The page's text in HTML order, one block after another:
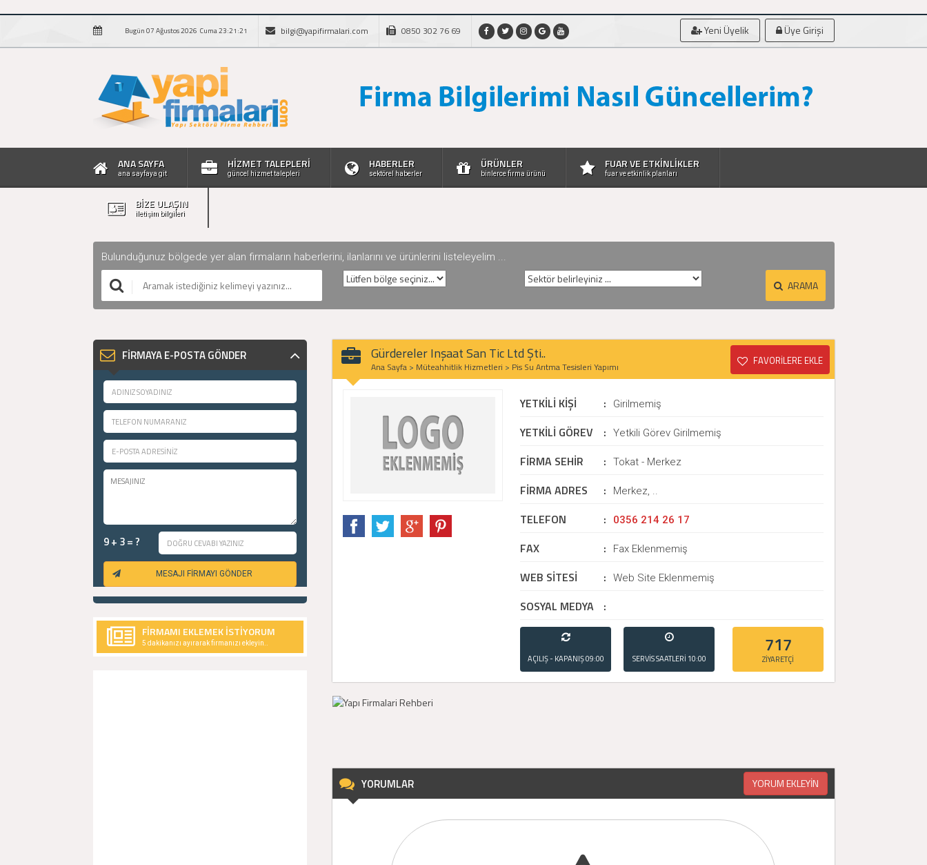
Bugün 07 Ağustos 2026 Cuma 23:21:22 bilgi@yapifirmalari.com 0850 302 76 69 Yeni Üyelik Üye Girişi
ANA SAYFA
ana sayfaya git
HİZMET TALEPLERİ
güncel hizmet talepleri
HABERLER
sektörel haberler
ÜRÜNLER
binlerce firma ürünü
FUAR VE ETKİNLİKLER
fuar ve etkinlik planları
BİZE ULAŞIN
iletişim bilgileri
Bulunduğunuz bölgede yer alan firmaların haberlerini, ilanlarını ve ürünlerini listeleyelim ...
ARAMA
FİRMAYA E-POSTA GÖNDER
9 + 3 = ?
MESAJI FİRMAYI GÖNDER
FİRMAMI EKLEMEK İSTİYORUM
5 dakikanızı ayırarak firmanızı ekleyin..
Gürdereler Inşaat San Tic Ltd Şti..
Ana Sayfa > Müteahhitlik Hizmetleri > Pis Su Arıtma Tesisleri Yapımı FAVORİLERE EKLE
YETKİLİ KİŞİ : Girilmemiş
YETKİLİ GÖREV : Yetkili Görev Girilmemiş
FİRMA SEHİR : Tokat - Merkez
FİRMA ADRES : Merkez, ..
TELEFON : 0356 214 26 17
FAX : Fax Eklenmemiş
WEB SİTESİ : Web Site Eklenmemiş
SOSYAL MEDYA :
AÇILIŞ - KAPANIŞ09:00
- 21:00
SERVİS SAATLERİ 10:00
- 20:00
717
ZİYARETÇİ
YORUMLAR YORUM EKLEYİN